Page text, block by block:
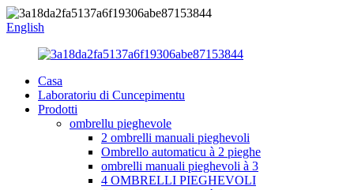
English
Casa
Laboratoriu di Cuncepimentu
Prodotti
ombrellu pieghevole
2 ombrelli manuali pieghevoli
Ombrello automaticu à 2 pieghe
ombrelli manuali pieghevoli à 3
4 OMBRELLI PIEGHEVOLI